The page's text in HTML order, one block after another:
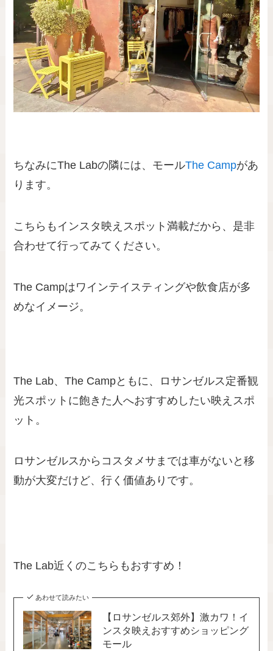
ちなみにThe Labの隣には、モールThe Campがあ
ります。
こちらもインスタ映えスポット満載だから、是非
合わせて行ってみてください。
The Campはワインテイスティングや飲食店が多
めなイメージ。
The Lab、The Campともに、ロサンゼルス定番観
光スポットに飽きた人へおすすめしたい映えスポ
ット。
ロサンゼルスからコスタメサまでは車がないと移
動が大変だけど、行く価値ありです。
The Lab近くのこちらもおすすめ！
あわせて読みたい
【ロサンゼルス郊外】激カワ！イ
ンスタ映えおすすめショッピング
モール